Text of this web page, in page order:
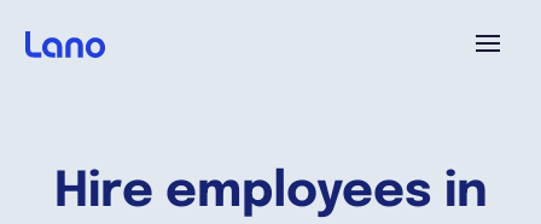
Hire employees in
Pourquoi Lano?